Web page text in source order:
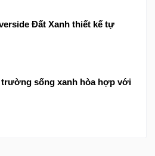
Đất Xanh thiết kế tự
sống xanh hòa hợp với